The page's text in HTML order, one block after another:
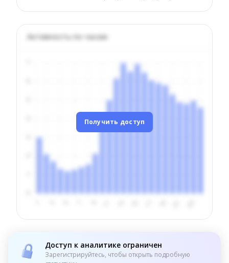
Активность по часам
Получить доступ
Доступ к аналитике ограничен
Зарегистрируйтесь, чтобы открыть подробную